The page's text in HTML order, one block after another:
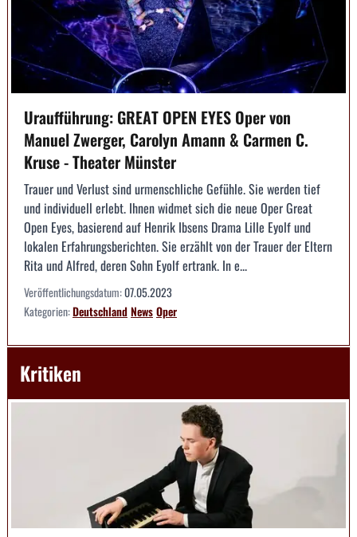
Uraufführung: GREAT OPEN EYES Oper von
Manuel Zwerger, Carolyn Amann & Carmen C.
Kruse - Theater Münster
Trauer und Verlust sind urmenschliche Gefühle. Sie werden tief
und individuell erlebt. Ihnen widmet sich die neue Oper Great
Open Eyes, basierend auf Henrik Ibsens Drama Lille Eyolf und
lokalen Erfahrungsberichten. Sie erzählt von der Trauer der Eltern
Rita und Alfred, deren Sohn Eyolf ertrank. In e...
Veröffentlichungsdatum:07.05.2023
Kategorien:DeutschlandNewsOper
Kritiken